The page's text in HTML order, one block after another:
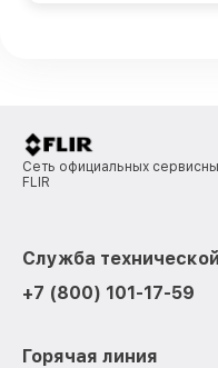
Сеть официальных
FLIR
Служба
+7 (800) 101-17-59
Горячая линия